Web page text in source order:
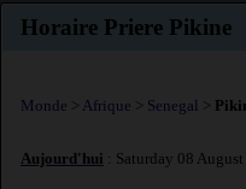
Horaire Priere Pikine
Monde > Afrique > Senegal >
Aujourd'hui : Saturday 08